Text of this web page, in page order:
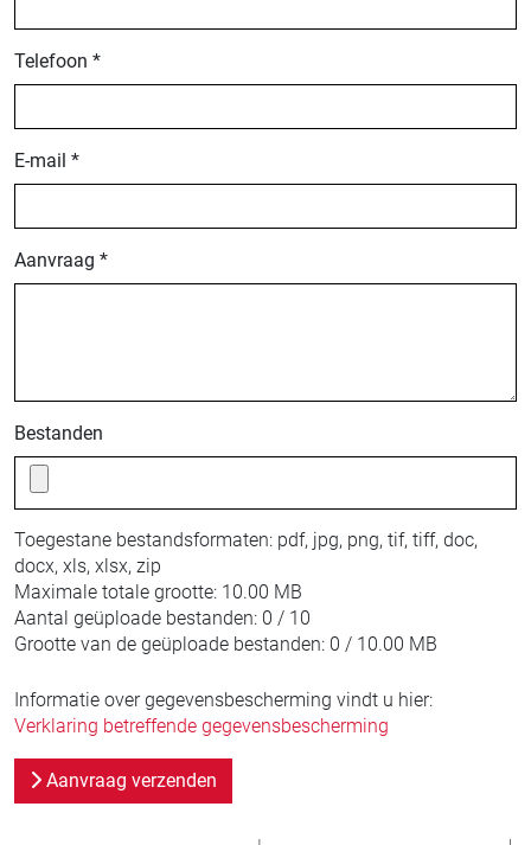
Telefoon *
E-mail *
Aanvraag *
Bestanden
Toegestane bestandsformaten: pdf, jpg, png, tif, tiff, doc,
docx, xls, xlsx, zip
Maximale totale grootte: 10.00 MB
Aantal geüploade bestanden: 0 / 10
Grootte van de geüploade bestanden: 0 / 10.00 MB
Informatie over gegevensbescherming vindt u hier:
Verklaring betreffende gegevensbescherming
Aanvraag verzenden